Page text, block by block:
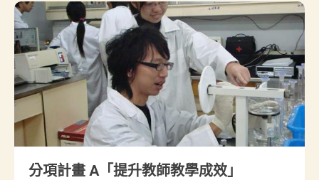
分項計畫 A「提升教師教學成效」